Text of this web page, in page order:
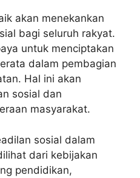
akan menekankan
bagi seluruh rakyat.
untuk menciptakan
dalam pembagian
Hal ini akan
sosial dan
masyarakat.
sosial dalam
dari kebijakan
pendidikan,